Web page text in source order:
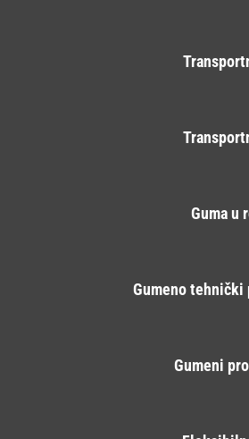
Guma u
Gumeno tehnički
Gumeni